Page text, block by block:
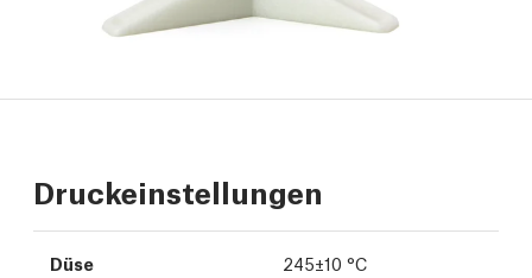
Druckeinstellungen
Düse 245±10 °C